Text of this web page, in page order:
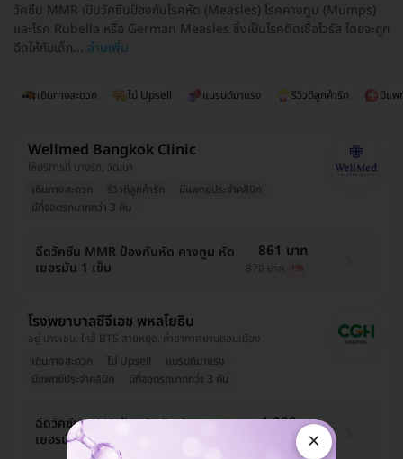
เดินทางสะดวก ไม่ Upsell แบรนด์มาแรง รีวิวดีลูกค้ารัก มีแพ
วัคซีน MMR เป็นวัคซีนป้องกันโรคหัด (Measles) โรคคางทูม (Mumps)
และโรค Rubella หรือ German Measles ซึ่งเป็นโรคติดเชื้อไวรัส โดยจะถูก
ฉีดให้กับเด็ก... อ่านเพิ่ม
Wellmed Bangkok Clinic
ให้บริการที่ บางรัก, วัฒนา
เดินทางสะดวก
รีวิวดีลูกค้ารัก
มีแพทย์ประจำคลินิก
มีที่จอดรถมากกว่า 3 คัน
ฉีดวัคซีน MMR ป้องกันหัด คางทูม หัด
เยอรมัน 1 เข็ม
861 บาท
870 บาท -1%
โรงพยาบาลซีจีเอช พหลโยธิน
อยู่ บางเขน, ใกล้ BTS สายหยุด, ท่าอากาศยานดอนเมือง
เดินทางสะดวก
ไม่ Upsell
แบรนด์มาแรง
มีแพทย์ประจำคลินิก
มีที่จอดรถมากกว่า 3 คัน
ฉีดวัคซีน MMR ป้องกันหัด หัด
เยอรมันและคางทูม 1 เข็ม (15 ปีขึ้นไป)
1,089 บาท
-27%
×